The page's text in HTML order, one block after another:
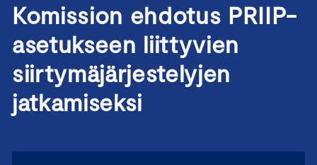
Komission ehdotus PRIIP-
asetukseen liittyvien
siirtymäjärjestelyjen
jatkamiseksi